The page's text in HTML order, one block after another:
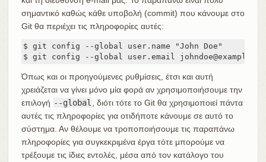
σημαντικό καθώς κάθε υποβολή (commit) που κάνουμε στο
Git θα περιέχει τις πληροφορίες αυτές:
$ git config --global user.name "John Doe"
$ git config --global user.email
Όπως και οι προηγούμενες ρυθμίσεις, έτσι και αυτή
χρειάζεται να γίνει μόνο μία φορά αν χρησιμοποιήσουμε την
επιλογή --global
, διότι τότε το Git θα χρησιμοποιεί πάντα
αυτές τις πληροφορίες για οτιδήποτε κάνουμε σε αυτό το
σύστημα. Αν θέλουμε να τροποποιήσουμε τις παραπάνω
πληροφορίες για συγκεκριμένα έργα τότε μπορούμε να
τρέξουμε τις ίδιες εντολές, μέσα από τον κατάλογο του